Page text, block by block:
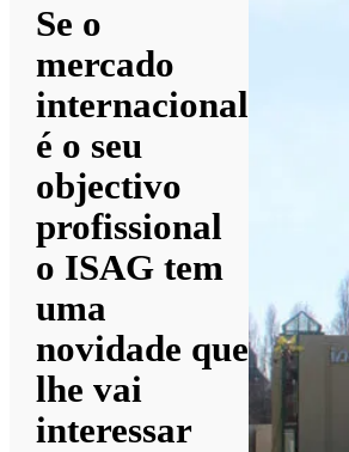
Se o
mercado
internacional
é o seu
objectivo
profissional
o ISAG tem
uma
novidade que
lhe vai
interessar